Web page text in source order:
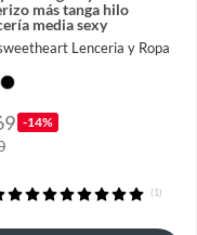
más tanga hilo
media sexy
Lenceria y Ropa
-14%
(1)